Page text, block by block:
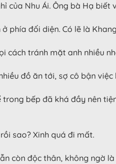
của Nhu Ái. Ông bà Hạ
phía đối diện. Có lẽ là
cách tránh mặt anh nhiều
đồ ăn tới, sợ cô bận
trong bếp đã khá đầy nên
sao? Xinh quá đi mất.
còn độc thân, không ngờ